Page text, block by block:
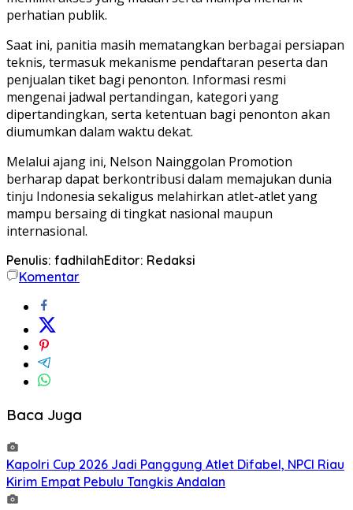
perhatian publik.
Saat ini, panitia masih mematangkan berbagai persiapan
teknis, termasuk mekanisme pendaftaran peserta dan
penjualan tiket bagi penonton. Informasi resmi
mengenai jadwal pertandingan, kategori yang
dipertandingkan, serta ketentuan bagi penonton akan
diumumkan dalam waktu dekat.
Melalui ajang ini, Nelson Nainggolan Promotion
berharap dapat berkontribusi dalam memajukan dunia
tinju Indonesia sekaligus melahirkan atlet-atlet yang
mampu bersaing di tingkat nasional maupun
internasional.
Penulis: fadhilahEditor: Redaksi
Komentar
Baca Juga
Kapolri Cup 2026 Jadi Panggung Atlet Difabel, NPCI Riau
Kirim Empat Pebulu Tangkis Andalan